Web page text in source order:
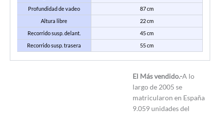
Profundidad de vadeo
87 cm
Altura libre
22 cm
Recorrido susp. delant.
45 cm
Recorrido susp. trasera
55 cm
El Más vendido.-A lo
largo de 2005 se
matricularon en España
9.059 unidades del